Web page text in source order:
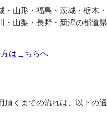
山形・福島・茨城・栃木・
・山梨・長野・新潟の都道県
はこちらへ
頂くまでの流れは、以下の通